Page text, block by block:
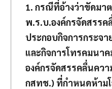
1. กรณีที่อ้างว่าขัดมา
พ.ร.บ.องค์กรจัดสรรค
ประกอบกิจการกระจา
และกิจการโทรคมนา
องค์กรจัดสรรคลื่นคว
กสทช.) ที่กำหนดห้าม